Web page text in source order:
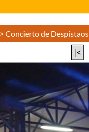
> Concierto de Despistaos
|<